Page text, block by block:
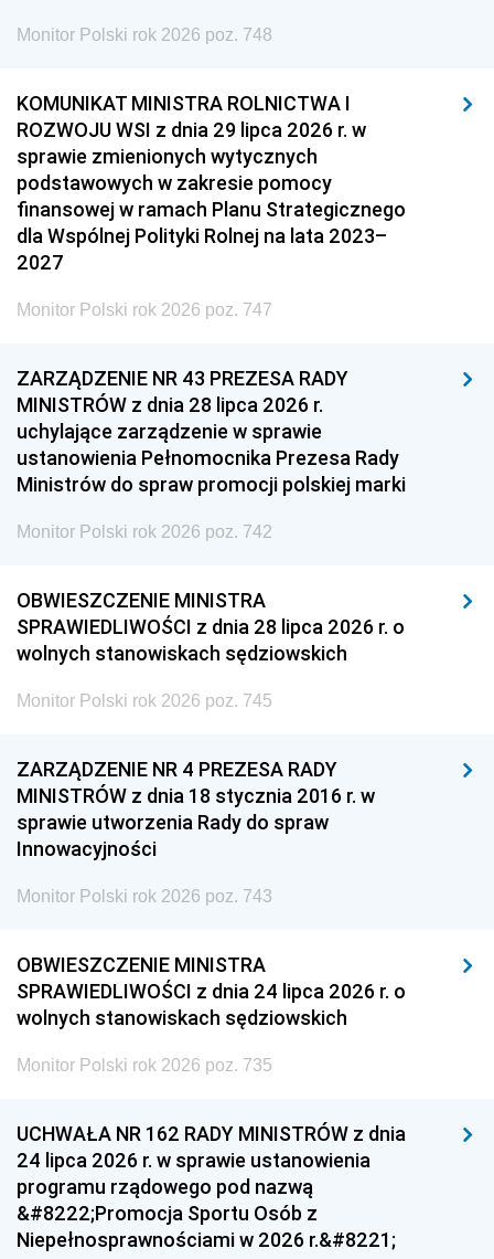
Monitor Polski rok 2026 poz. 748
KOMUNIKAT MINISTRA ROLNICTWA I
ROZWOJU WSI z dnia 29 lipca 2026 r. w
sprawie zmienionych wytycznych
podstawowych w zakresie pomocy
finansowej w ramach Planu Strategicznego
dla Wspólnej Polityki Rolnej na lata 2023–
2027
Monitor Polski rok 2026 poz. 747
ZARZĄDZENIE NR 43 PREZESA RADY
MINISTRÓW z dnia 28 lipca 2026 r.
uchylające zarządzenie w sprawie
ustanowienia Pełnomocnika Prezesa Rady
Ministrów do spraw promocji polskiej marki
Monitor Polski rok 2026 poz. 742
OBWIESZCZENIE MINISTRA
SPRAWIEDLIWOŚCI z dnia 28 lipca 2026 r. o
wolnych stanowiskach sędziowskich
Monitor Polski rok 2026 poz. 745
ZARZĄDZENIE NR 4 PREZESA RADY
MINISTRÓW z dnia 18 stycznia 2016 r. w
sprawie utworzenia Rady do spraw
Innowacyjności
Monitor Polski rok 2026 poz. 743
OBWIESZCZENIE MINISTRA
SPRAWIEDLIWOŚCI z dnia 24 lipca 2026 r. o
wolnych stanowiskach sędziowskich
Monitor Polski rok 2026 poz. 735
UCHWAŁA NR 162 RADY MINISTRÓW z dnia
24 lipca 2026 r. w sprawie ustanowienia
programu rządowego pod nazwą
&#8222;Promocja Sportu Osób z
Niepełnosprawnościami w 2026 r.&#8221;